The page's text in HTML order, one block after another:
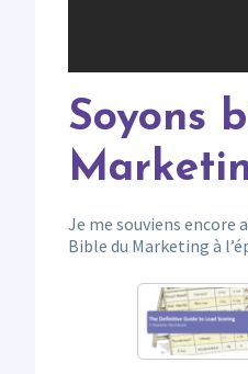
Soyons
Je me souviens encore
Bible du Marketing à